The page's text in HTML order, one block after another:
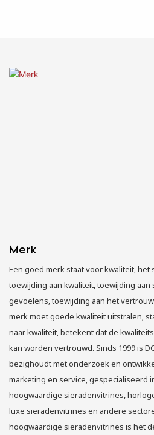
Merk
Een goed merk staat voor kwaliteit, het
toewijding aan kwaliteit, toewijding aan
gevoelens, toewijding aan het
merk moet goede kwaliteit uitstralen,
naar kwaliteit, betekent dat de
kan worden vertrouwd. Sinds 1999 is
bezighoudt met onderzoek en
marketing en service, gespecialiseerd
hoogwaardige sieradenvitrines,
luxe sieradenvitrines en andere
hoogwaardige sieradenvitrines is het